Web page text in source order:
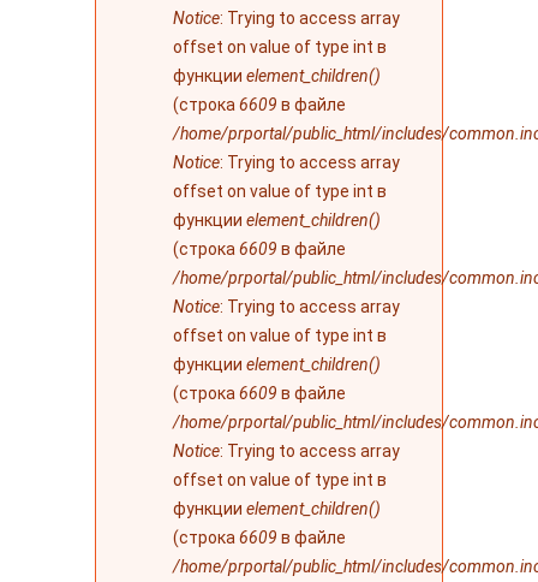
Notice: Trying to access array
offset on value of type int в
функции element_children()
(строка 6609 в файле
/home/prportal/public_html/includes/
Notice: Trying to access array
offset on value of type int в
функции element_children()
(строка 6609 в файле
/home/prportal/public_html/includes/
Notice: Trying to access array
offset on value of type int в
функции element_children()
(строка 6609 в файле
/home/prportal/public_html/includes/
Notice: Trying to access array
offset on value of type int в
функции element_children()
(строка 6609 в файле
/home/prportal/public_html/includes/